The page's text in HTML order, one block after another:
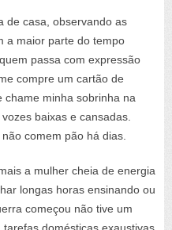
de casa, observando as
a maior parte do tempo
passa com expressão
compre um cartão de
chame minha sobrinha na
baixas e cansadas.
comem pão há dias.
a mulher cheia de energia
longas horas ensinando ou
começou não tive um
domésticas exaustivas